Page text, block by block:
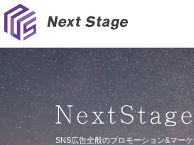
SNS広告全般のプロモーション&マー